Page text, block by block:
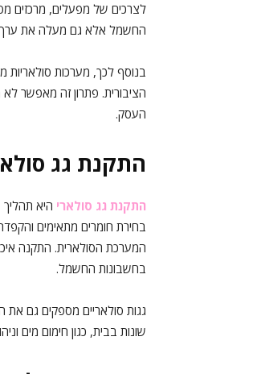
לצרכים של מפעלים, מרכזים
החשמל אלא גם מעלה את ערך
בנוסף לכך, מערכות
הציבורית. פתרון זה מאפשר
העסק.
התקנת גג
התקנת גג סולארי היא
בחירת חומרים מתאימים
המערכת הסולארית. התקנה
בחשבונות החשמל.
גגות סולאריים מספקים גם את
שונות בבית, כגון חימום מים